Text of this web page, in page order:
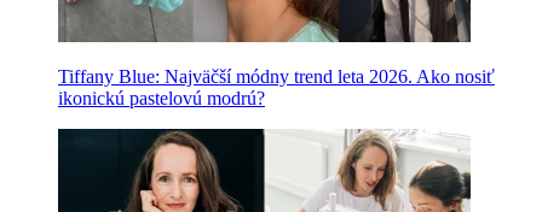
Tiffany Blue: Najväčší módny trend leta 2026. Ako nosiť
ikonickú pastelovú modrú?